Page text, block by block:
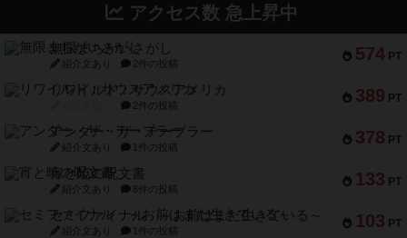
アクセス数 急上昇中
574 PT
無限まちがいさがし
紹介文あり 2件の投稿
389 PT
リワイルド：サウスアメリカ
2件の投稿
378 PT
アンダー・ザ・テーブラー
紹介文あり 1件の投稿
133 PT
宵と暁の呪文書
紹介文あり 8件の投稿
103 PT
セミファイナル ～お前はまだ生きている～
紹介文あり 1件の投稿